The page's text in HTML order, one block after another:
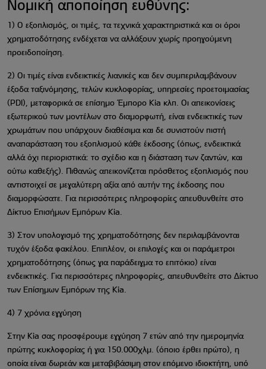
Νομική αποποίηση ευθύνης:
1) Ο εξοπλισμός, οι τιμές, τα τεχνικά χαρακτηριστικά και οι όροι
χρηματοδότησης ενδέχεται να αλλάξουν χωρίς προηγούμενη
προειδοποίηση.
2) Οι τιμές είναι ενδεικτικές λιανικές και δεν συμπεριλαμβάνουν
έξοδα ταξινόμησης, τελών κυκλοφορίας, υπηρεσίες προετοιμασίας
(PDI), μεταφορικά σε επίσημο Έμπορο Kia κλπ. Οι απεικονίσεις
εξωτερικού των μοντέλων στο διαμορφωτή, είναι ενδεικτικές των
χρωμάτων που υπάρχουν διαθέσιμα και δε συνιστούν πιστή
αναπαράσταση του εξοπλισμού κάθε έκδοσης (όπως, ενδεικτικά
αλλά όχι περιοριστικά: το σχέδιο και η διάσταση των ζαντών, και
ούτω καθεξής). Πιθανώς απεικονίζεται πρόσθετος εξοπλισμός που
αντιστοιχεί σε μεγαλύτερη αξία από αυτήν της έκδοσης που
διαμορφώσατε. Για περισσότερες πληροφορίες απευθυνθείτε στο
Δίκτυο Επισήμων Εμπόρων Kia.
3) Στον υπολογισμό της χρηματοδότησης δεν περιλαμβάνονται
τυχόν έξοδα φακέλου. Επιπλέον, οι επιλογές και οι παράμετροι
χρηματοδότησης (όπως για παράδειγμα το επιτόκιο) είναι
ενδεικτικές. Για περισσότερες πληροφορίες, απευθυνθείτε στο Δίκτυο
των Επίσημων Εμπόρων της Kia.
4) 7 χρόνια εγγύηση
Στην Kia σας προσφέρουμε εγγύηση 7 ετών από την ημερομηνία
πρώτης κυκλοφορίας ή για 150.000χλμ. (όποιο έρθει πρώτο), η
οποία είναι δωρεάν και μεταβιβάσιμη στον επόμενο ιδιοκτήτη, υπό